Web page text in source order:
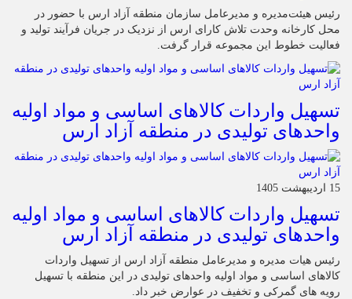
رئیس هیئت‌مدیره و مدیرعامل سازمان منطقه آزاد ارس با حضور در
محل کارخانه وحدت تلاش کارای ارس از نزدیک در جریان فرآیند تولید و
فعالیت خطوط این مجموعه قرار گرفت.
تسهیل واردات کالاهای اساسی و مواد اولیه
واحدهای تولیدی در منطقه آزاد ارس
15 اردیبهشت 1405
تسهیل واردات کالاهای اساسی و مواد اولیه
واحدهای تولیدی در منطقه آزاد ارس
رئیس هیات مدیره و مدیرعامل منطقه آزاد ارس از تسهیل واردات
کالاهای اساسی و مواد اولیه واحدهای تولیدی در این منطقه با تسهیل
رویه های گمرکی و تخفیف در عوارض خبر داد.